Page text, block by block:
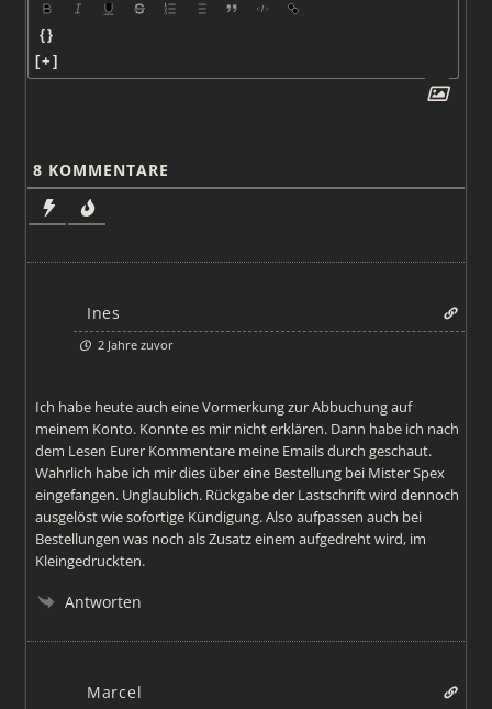
{}
[+]
8 KOMMENTARE
Ines
2 Jahre zuvor
Ich habe heute auch eine Vormerkung zur Abbuchung auf
meinem Konto. Konnte es mir nicht erklären. Dann habe ich nach
dem Lesen Eurer Kommentare meine Emails durch geschaut.
Wahrlich habe ich mir dies über eine Bestellung bei Mister Spex
eingefangen. Unglaublich. Rückgabe der Lastschrift wird dennoch
ausgelöst wie sofortige Kündigung. Also aufpassen auch bei
Bestellungen was noch als Zusatz einem aufgedreht wird, im
Kleingedruckten.
Antworten
Marcel